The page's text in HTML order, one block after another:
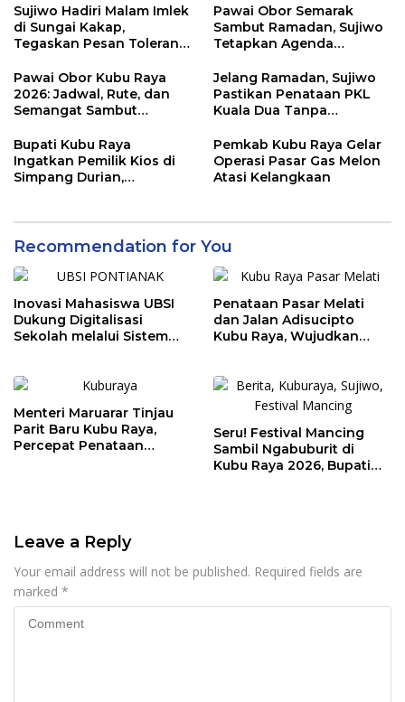
Ramaikan Ramadan
Sujiwo Hadiri Malam Imlek
di Sungai Kakap,
Tegaskan Pesan Toleransi
Pawai Obor Semarak
Sambut Ramadan, Sujiwo
Tetapkan Agenda
Pawai Obor Kubu Raya
2026: Jadwal, Rute, dan
Semangat Sambut
Jelang Ramadan, Sujiwo
Pastikan Penataan PKL
Kuala Dua Tanpa
Bupati Kubu Raya
Ingatkan Pemilik Kios di
Simpang Durian,
Pemkab Kubu Raya Gelar
Operasi Pasar Gas Melon
Atasi Kelangkaan
Recommendation for You
Inovasi Mahasiswa UBSI
Dukung Digitalisasi
Sekolah melalui Sistem
Penataan Pasar Melati
dan Jalan Adisucipto
Kubu Raya, Wujudkan
Menteri Maruarar Tinjau
Parit Baru Kubu Raya,
Percepat Penataan
Seru! Festival Mancing
Sambil Ngabuburit di
Kubu Raya 2026, Bupati
Leave a Reply
Your email address will not be published. Required fields are
marked *